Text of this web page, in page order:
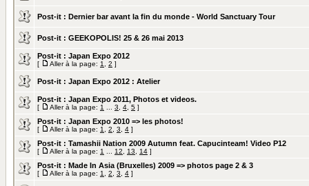
Post-it : Dernier bar avant la fin du monde - World Sanctuary Tour
Post-it : GEEKOPOLIS! 25 & 26 mai 2013
Post-it : Japan Expo 2012
[ Aller à la page: 1 2 ]
Post-it : Japan Expo 2012 : Atelier
Post-it : Japan Expo 2011, Photos et videos.
[ Aller à la page: 1 3 4 5 ]
Post-it : Japan Expo 2010 => les photos!
[ Aller à la page: 1 2 3 4 ]
Post-it : Tamashii Nation 2009 Autumn feat. Capucinteam! Video P12
[ Aller à la page: 1 12 13 14 ]
Post-it : Made In Asia (Bruxelles) 2009 => photos page 2 & 3
[ Aller à la page: 1 2 3 4 ]